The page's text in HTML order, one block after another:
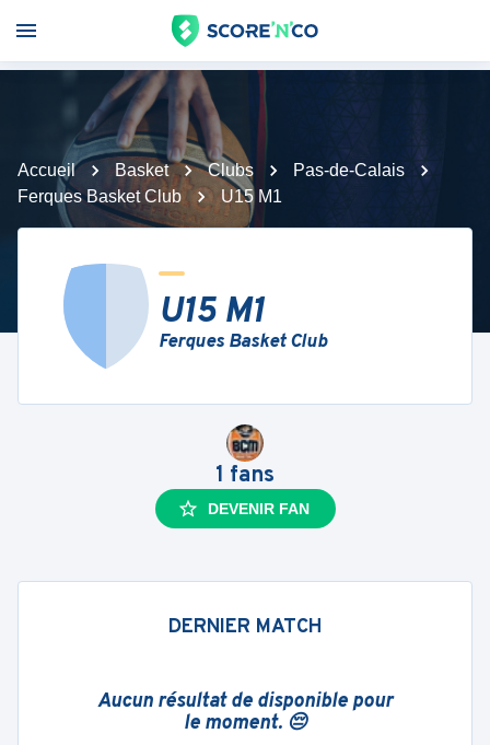
Accueil Basket Clubs
Pas-de-Calais
Ferques Basket Club
U15 M1
U15 M1
Ferques Basket Club
1 fans
DEVENIR FAN
DERNIER MATCH
Aucun résultat de disponible pour
le moment. 😔